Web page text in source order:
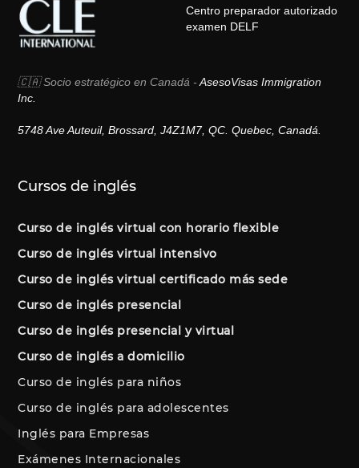
Centro preparador autorizado
examen DELF
🇨🇦 Socio estratégico en Canadá -AsesoVisas Immigration
Inc.
5748 Ave Auteuil, Brossard, J4Z1M7, QC. Quebec, Canadá.
Cursos de inglés
Curso de inglés virtual con horario flexible
Curso de inglés virtual intensivo
Curso de inglés virtual certificado más sede
Curso de inglés presencial
Curso de inglés presencial y virtual
Curso de inglés a domicilio
Curso de inglés para niños
Curso de inglés para adolescentes
Inglés para Empresas
Exámenes Internacionales